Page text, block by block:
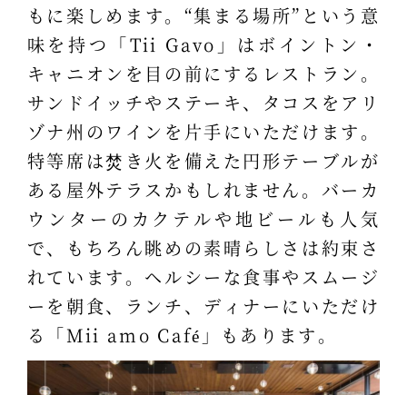
もに楽しめます。“集まる場所”という意
味を持つ「Tii Gavo」はボイントン・
キャニオンを目の前にするレストラン。
サンドイッチやステーキ、タコスをアリ
ゾナ州のワインを片手にいただけます。
特等席は焚き火を備えた円形テーブルが
ある屋外テラスかもしれません。バーカ
ウンターのカクテルや地ビールも人気
で、もちろん眺めの素晴らしさは約束さ
れています。ヘルシーな食事やスムージ
ーを朝食、ランチ、ディナーにいただけ
る「Mii amo Café」もあります。